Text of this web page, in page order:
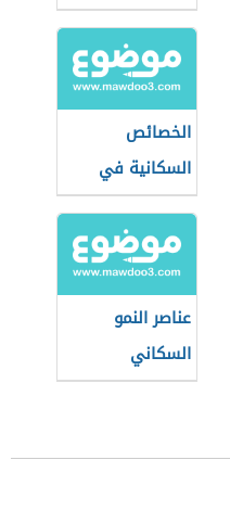
الخصائص
السكانية في
السعودية
عناصر النمو
السكاني